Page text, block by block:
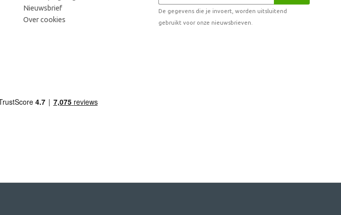
Nieuwsbrief
Over cookies
De gegevens die je invoert, worden uitsluitend
gebruikt voor onze nieuwsbrieven.